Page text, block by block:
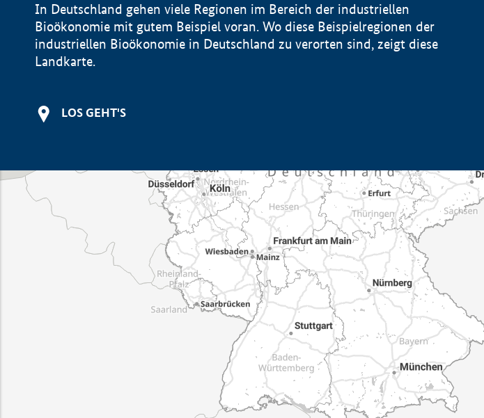
In Deutschland gehen viele Regionen im Bereich der industriellen
Bioökonomie mit gutem Beispiel voran. Wo diese Beispielregionen der
industriellen Bioökonomie in Deutschland zu verorten sind, zeigt diese
Landkarte.
LOS GEHT'S